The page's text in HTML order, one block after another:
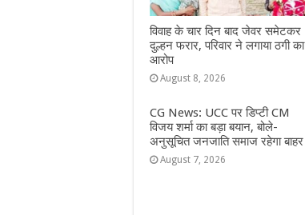
विवाह के चार दिन बाद जेवर समेटकर
दुल्हन फरार, परिवार ने लगाया ठगी का
आरोप
August 8, 2026
CG News: UCC पर डिप्टी CM
विजय शर्मा का बड़ा बयान, बोले-
अनुसूचित जनजाति समाज रहेगा बाहर
August 7, 2026